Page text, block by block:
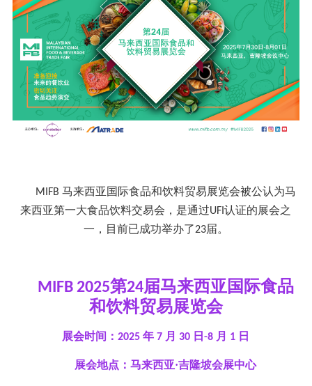
MIFB 马来西亚国际食品和饮料贸易展览会被公认为马
来西亚第一大食品饮料交易会，是通过UFI认证的展会之
一，目前已成功举办了23届。
MIFB 2025第24届马来西亚国际食品
和饮料贸易展览会
展会时间：2025年7 月30 日-8 月 1 日
展会地点：马来西亚·吉隆坡会展中心